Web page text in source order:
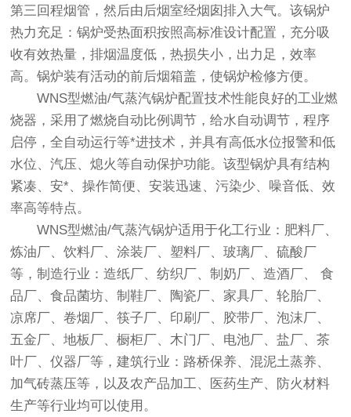
第三回程烟管，然后由后烟室经烟囱排入大气。该锅炉
热力充足：锅炉受热面积按照高标准设计配置，充分吸
收有效热量，排烟温度低，热损失小，出力足，效率
高。锅炉装有活动的前后烟箱盖，使锅炉检修方便。
WNS型燃油/气蒸汽锅炉配置技术性能良好的工业燃
烧器，采用了燃烧自动比例调节，给水自动调节，程序
启停，全自动运行等*进技术，并具有高低水位报警和低
水位、汽压、熄火等自动保护功能。该型锅炉具有结构
紧凑、安*、操作简便、安装迅速、污染少、噪音低、效
率高等特点。
WNS型燃油/气蒸汽锅炉适用于化工行业：肥料厂、
炼油厂、饮料厂、涂装厂、塑料厂、玻璃厂、硫酸厂
等，制造行业：造纸厂、纺织厂、制奶厂、造酒厂、 食
品厂、食品菌坊、制鞋厂、陶瓷厂、家具厂、轮胎厂、
凉席厂、卷烟厂、筷子厂、印刷厂、胶带厂、泡沫厂、
五金厂、地板厂、橱柜厂、木门厂、电池厂、盐厂、茶
叶厂、仪器厂等，建筑行业：路桥保养、混泥土蒸养、
加气砖蒸压等，以及农产品加工、医药生产、防火材料
生产等行业均可以使用。